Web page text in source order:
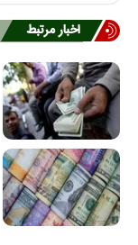
اخبار مرتبط